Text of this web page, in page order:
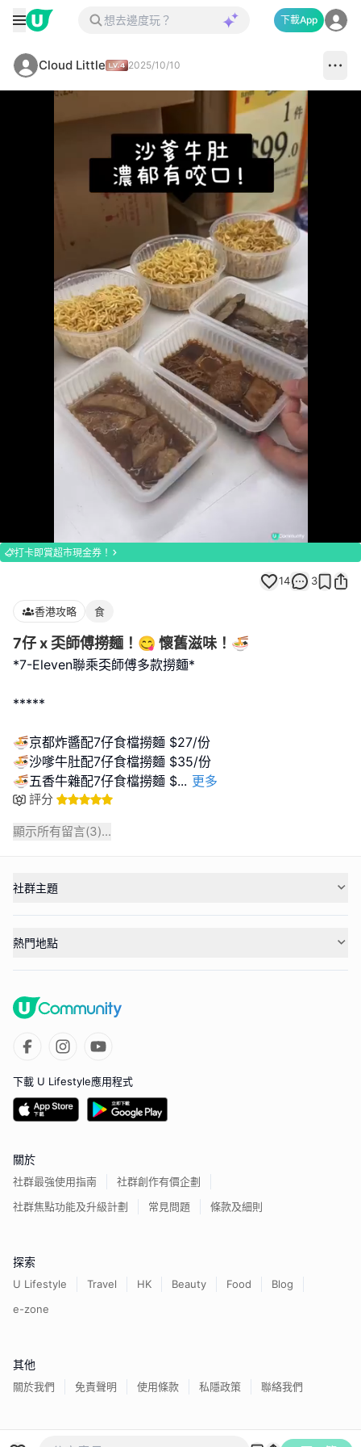
下載App
Cloud Little 2025/10/10
Loaded
100.00%
打卡即賞超市現金券！
14 3
香港攻略 食
7仔 x 奀師傅撈麵！😋 懷舊滋味！🍜
*7-Eleven聯乘奀師傅多款撈麵*
*****
🍜京都炸醬配7仔食檔撈麵 $27/份
🍜沙嗲牛肚配7仔食檔撈麵 $35/份
🍜五香牛雜配7仔食檔撈麵 $... 更多
評分
顯示所有留言(3)...
社群主題
熱門地點
下載 U Lifestyle應用程式
關於
社群最強使用指南
社群創作有價企劃
社群焦點功能及升級計劃
常見問題 條款及細則
探索
U Lifestyle Travel HK Beauty Food
Blog
e-zone
其他
關於我們 免責聲明 使用條款 私隱政策 聯絡我們